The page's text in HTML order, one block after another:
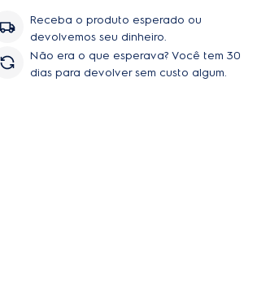
Receba o produto esperado ou
devolvemos seu dinheiro.
Não era o que esperava? Você tem 30
dias para devolver sem custo algum.